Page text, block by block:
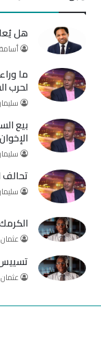
و
ك
هل
ما
لحرب
بيع
الإخوان